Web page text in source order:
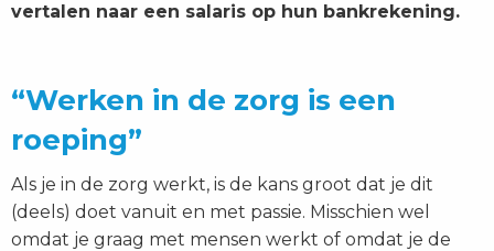
vertalen naar een salaris op hun bankrekening.
“Werken in de zorg is een
roeping”
Als je in de zorg werkt, is de kans groot dat je dit
(deels) doet vanuit en met passie. Misschien wel
omdat je graag met mensen werkt of omdat je de